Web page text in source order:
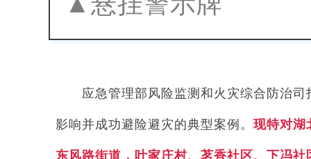
应急管理部风险监测和火灾综合防治
影响并成功避险避灾的典型案例。 现特对湖
东风路街道，叶家庄村、茗香社区、下冯